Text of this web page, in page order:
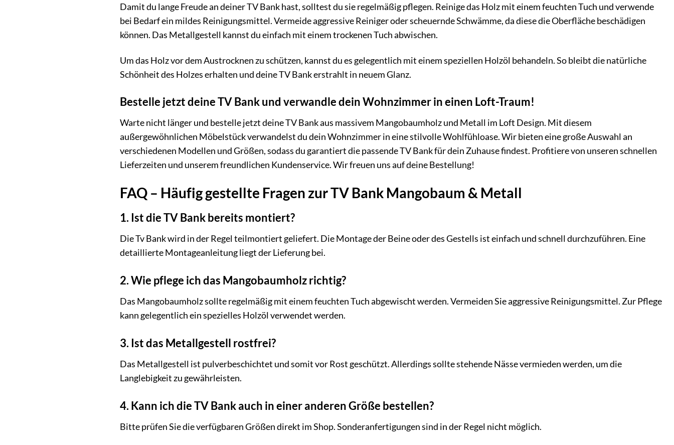
Damit du lange Freude an deiner TV Bank hast, solltest du sie regelmäßig pflegen. Reinige das Holz mit einem feuchten Tuch und verwende
bei Bedarf ein mildes Reinigungsmittel. Vermeide aggressive Reiniger oder scheuernde Schwämme, da diese die Oberfläche beschädigen
können. Das Metallgestell kannst du einfach mit einem trockenen Tuch abwischen.
Um das Holz vor dem Austrocknen zu schützen, kannst du es gelegentlich mit einem speziellen Holzöl behandeln. So bleibt die natürliche
Schönheit des Holzes erhalten und deine TV Bank erstrahlt in neuem Glanz.
Bestelle jetzt deine TV Bank und verwandle dein Wohnzimmer in einen Loft-Traum!
Warte nicht länger und bestelle jetzt deine TV Bank aus massivem Mangobaumholz und Metall im Loft Design. Mit diesem
außergewöhnlichen Möbelstück verwandelst du dein Wohnzimmer in eine stilvolle Wohlfühloase. Wir bieten eine große Auswahl an
verschiedenen Modellen und Größen, sodass du garantiert die passende TV Bank für dein Zuhause findest. Profitiere von unseren schnellen
Lieferzeiten und unserem freundlichen Kundenservice. Wir freuen uns auf deine Bestellung!
FAQ – Häufig gestellte Fragen zur TV Bank Mangobaum & Metall
1. Ist die TV Bank bereits montiert?
Die Tv Bank wird in der Regel teilmontiert geliefert. Die Montage der Beine oder des Gestells ist einfach und schnell durchzuführen. Eine
detaillierte Montageanleitung liegt der Lieferung bei.
2. Wie pflege ich das Mangobaumholz richtig?
Das Mangobaumholz sollte regelmäßig mit einem feuchten Tuch abgewischt werden. Vermeiden Sie aggressive Reinigungsmittel. Zur Pflege
kann gelegentlich ein spezielles Holzöl verwendet werden.
3. Ist das Metallgestell rostfrei?
Das Metallgestell ist pulverbeschichtet und somit vor Rost geschützt. Allerdings sollte stehende Nässe vermieden werden, um die
Langlebigkeit zu gewährleisten.
4. Kann ich die TV Bank auch in einer anderen Größe bestellen?
Bitte prüfen Sie die verfügbaren Größen direkt im Shop. Sonderanfertigungen sind in der Regel nicht möglich.